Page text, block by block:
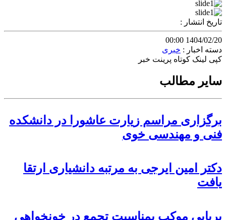
تاریخ انتشار :
1404/02/20 00:00
دسته اخبار : خبری
کپی لینک کوتاه پرینت خبر
سایر مطالب
برگزاری مراسم زیارت عاشورا در دانشکده
فنی و مهندسی خوی
دکتر امین ایرجی به مرتبه دانشیاری ارتقا
یافت
برپایی موکب بمناسبت تجمع در خونخواهی